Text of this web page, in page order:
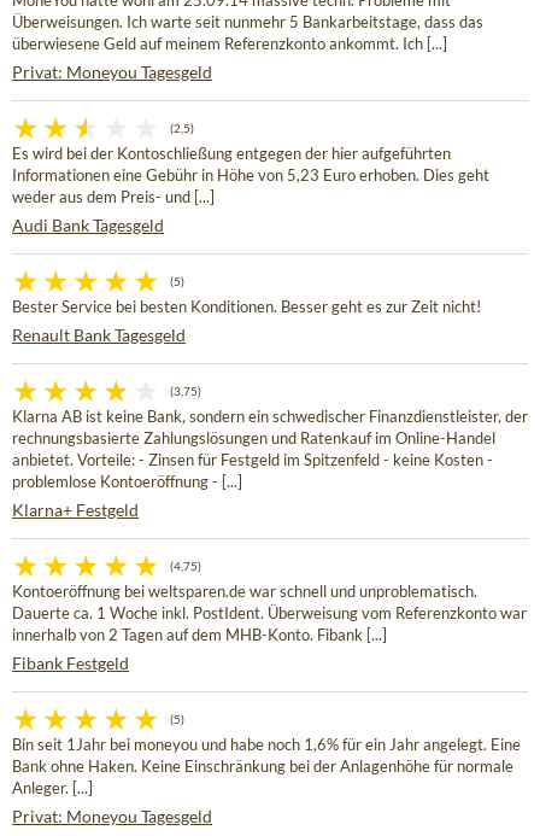
Überweisungen. Ich warte seit nunmehr 5 Bankarbeitstage, dass das
überwiesene Geld auf meinem Referenzkonto ankommt. Ich [...]
Privat: Moneyou Tagesgeld
(2,5)
Es wird bei der Kontoschließung entgegen der hier aufgeführten
Informationen eine Gebühr in Höhe von 5,23 Euro erhoben. Dies geht
weder aus dem Preis- und [...]
Audi Bank Tagesgeld
(5)
Bester Service bei besten Konditionen. Besser geht es zur Zeit nicht!
Renault Bank Tagesgeld
(3,75)
Klarna AB ist keine Bank, sondern ein schwedischer Finanzdienstleister, der
rechnungsbasierte Zahlungslösungen und Ratenkauf im Online-Handel
anbietet. Vorteile: - Zinsen für Festgeld im Spitzenfeld - keine Kosten -
problemlose Kontoeröffnung - [...]
Klarna+ Festgeld
(4,75)
Kontoeröffnung bei weltsparen.de war schnell und unproblematisch.
Dauerte ca. 1 Woche inkl. PostIdent. Überweisung vom Referenzkonto war
innerhalb von 2 Tagen auf dem MHB-Konto. Fibank [...]
Fibank Festgeld
(5)
Bin seit 1Jahr bei moneyou und habe noch 1,6% für ein Jahr angelegt. Eine
Bank ohne Haken. Keine Einschränkung bei der Anlagenhöhe für normale
Anleger. [...]
Privat: Moneyou Tagesgeld